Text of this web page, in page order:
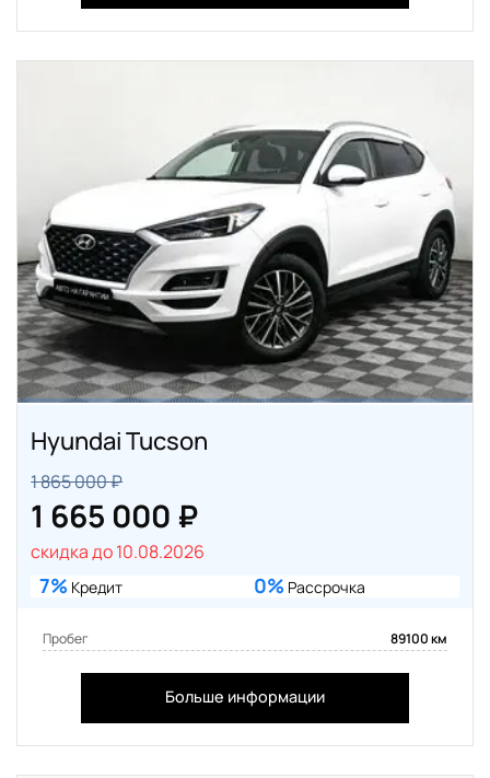
Hyundai Tucson
1 865 000 ₽
1 665 000 ₽
скидка до 10.08.2026
7% Кредит 0% Рассрочка
Пробег 89100 км
Больше информации